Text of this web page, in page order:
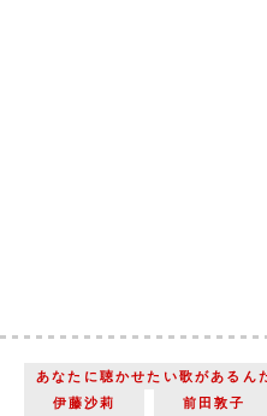
あなたに聴かせたい歌があるん
伊藤沙莉
前田敦子